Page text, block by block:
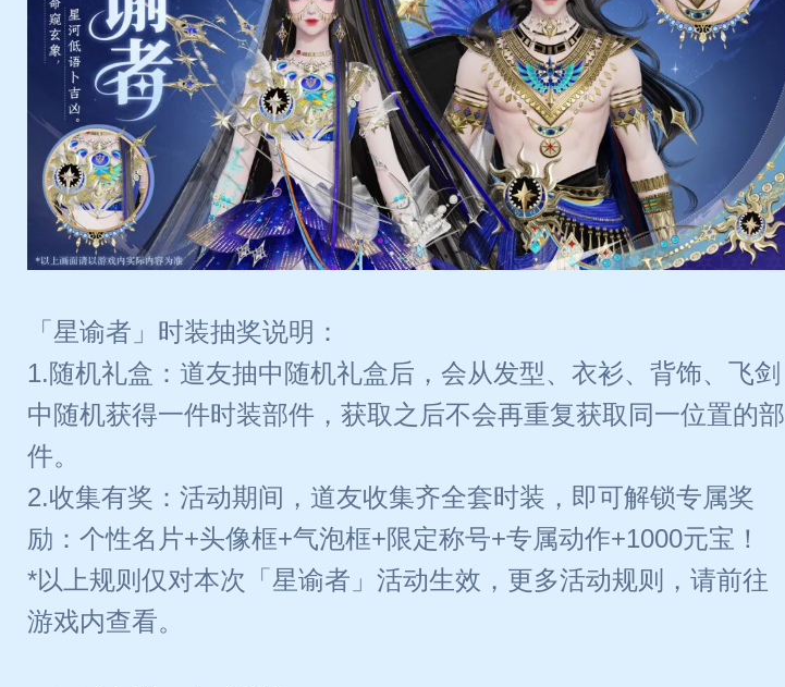
「星谕者」时装抽奖说明：
1.随机礼盒：道友抽中随机礼盒后，会从发型、衣衫、背饰、飞剑
中随机获得一件时装部件，获取之后不会再重复获取同一位置的部
件。
2.收集有奖：活动期间，道友收集齐全套时装，即可解锁专属奖
励：个性名片+头像框+气泡框+限定称号+专属动作+1000元宝！
*以上规则仅对本次「星谕者」活动生效，更多活动规则，请前往
游戏内查看。